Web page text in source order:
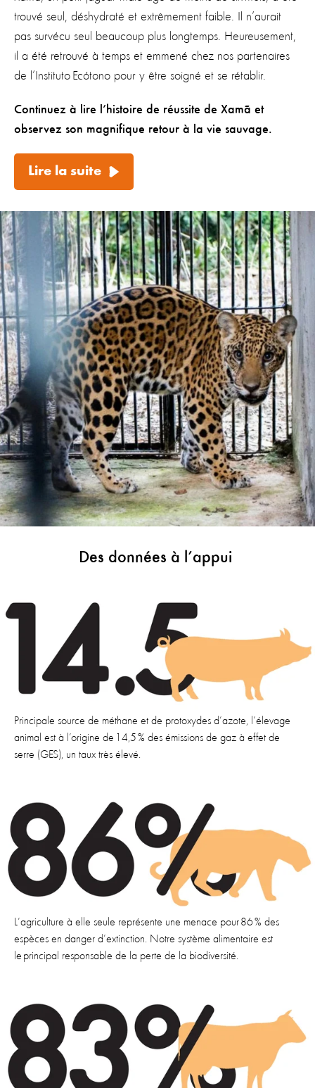
trouvé seul, déshydraté et extrêmement faible. Il n’aurait
pas survécu seul beaucoup plus longtemps. Heureusement,
il a été retrouvé à temps et emmené chez nos partenaires
de l’Instituto Ecótono pour y être soigné et se rétablir.
Continuez à lire l’histoire de réussite de Xamã et
observez son magnifique retour à la vie sauvage.
Lire la suite
Des données à l’appui
Principale source de méthane et de protoxydes d’azote, l’élevage
animal est à l’origine de 14,5 % des émissions de gaz à effet de
serre (GES), un taux très élevé.
L’agriculture à elle seule représente une menace pour 86 % des
espèces en danger d’extinction. Notre système alimentaire est
le principal responsable de la perte de la biodiversité.